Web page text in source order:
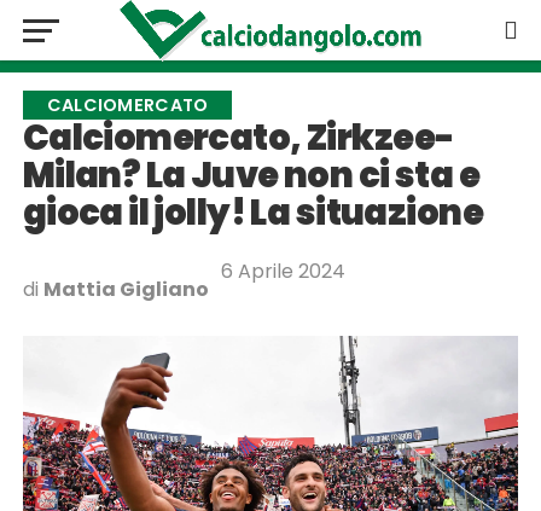
CALCIOMERCATO
Calciomercato, Zirkzee-
Milan? La Juve non ci sta e
gioca il jolly! La situazione
di Mattia Gigliano
6 Aprile 2024